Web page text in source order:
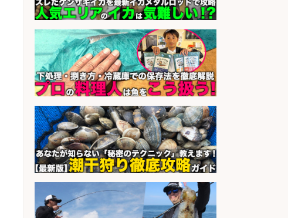
日払いOKで即日収入/キッチンスタ
ッフ/「神戸市灘区」バイク通勤OK/
王子公園駅徒歩4分のスーパーでお
魚の加工やお刺身の盛り付け/日払
いOK/未経験歓迎のシフト制日勤・
会社名
パーソルファクトリーパートナ
ーズ株式会社
sponsored by 求人ボックス
さらに求人情報を見る